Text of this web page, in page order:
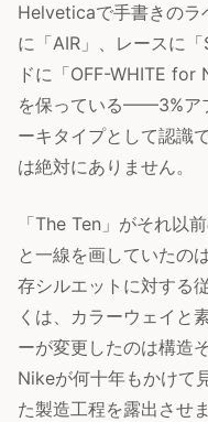
Helveticaで手書きの
に「AIR」、レースに
ドに「OFF-WHITE for
を保っている——3%ア
ーキタイプとして認識
は絶対にありません。
「The Ten」がそれ以
と一線を画していたの
存シルエットに対する
くは、カラーウェイと
ーが変更したのは構造
Nikeが何十年もかけて
た製造工程を露出させ